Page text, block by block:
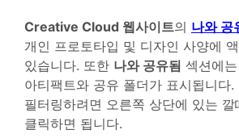
Creative Cloud 웹사이트의 나와 공
개인 프로토타입 및 디자인 사양에
있습니다. 또한 나와 공유됨 섹션에
아티팩트와 공유 폴더가 표시됩니다.
필터링하려면 오른쪽 상단에 있는 깔
클릭하면 됩니다.